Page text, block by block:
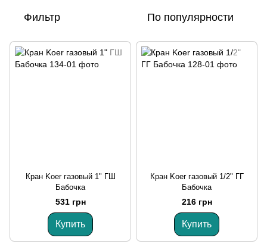
Фильтр По популярности
Кран Koer газовый 1" ГШ
Бабочка
531 грн
Купить
Кран Koer газовый 1/2" ГГ
Бабочка
216 грн
Купить